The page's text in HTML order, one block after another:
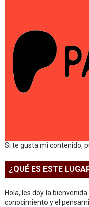
Si te gusta mi contenido,
¿QUÉ ES ESTE
Hola, les doy la
conocimiento y el